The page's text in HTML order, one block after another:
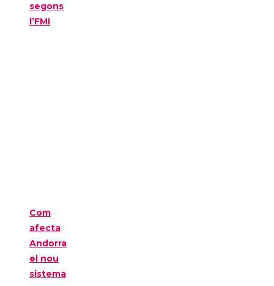
segons
l’FMI
Com
afecta
Andorra
el nou
sistema